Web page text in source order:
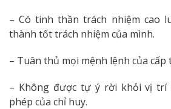
– Có tinh thần trách nhiệm cao
thành tốt trách nhiệm của mình.
– Tuân thủ mọi mệnh lệnh của cấp
– Không được tự ý rời khỏi vị trí
phép của chỉ huy.